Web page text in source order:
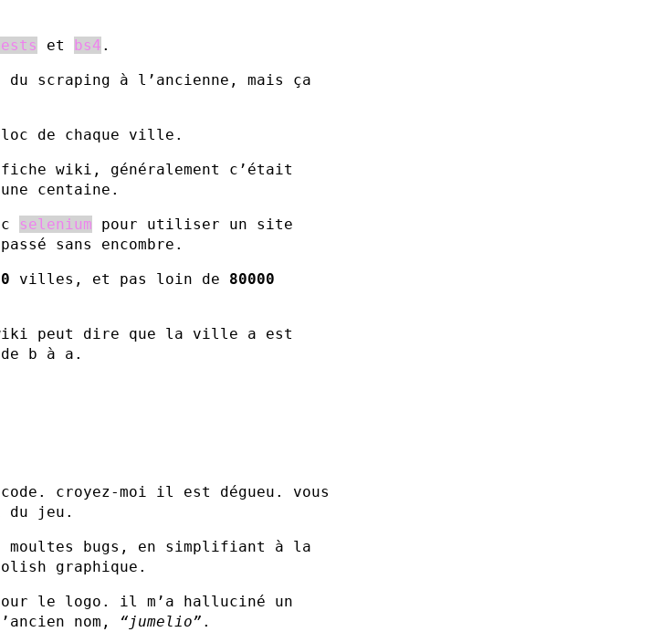
et bs4 .
du scraping à l’ancienne, mais ça
de chaque ville.
wiki, généralement c’était
centaine.
selenium pour utiliser un site
sans encombre.
villes, et pas loin de 80000
wiki peut dire que la ville a est
b à a.
croyez-moi il est dégueu. vous
du jeu.
bugs, en simplifiant à la
graphique.
le logo. il m’a halluciné un
nom, “jumelio” .